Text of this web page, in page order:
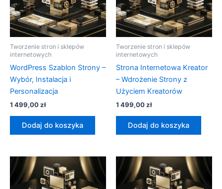
Tworzenie stron i sklepów
internetowych
WordPress Szablon Strony –
Wybór, Instalacja i
Personalizacja
1 499,00zł
Dodaj do koszyka
Tworzenie stron i sklepów
internetowych
Strona Internetowa Kreator
– Wdrożenie Strony z
Użyciem Kreatorów
1 499,00zł
Dodaj do koszyka